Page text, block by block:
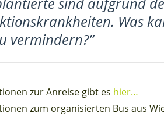
Was
vermindern?”
zur Anreise gibt es hier…
zum organisierten Bus aus